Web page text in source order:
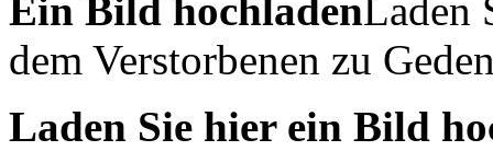
Ein Bild hochladenLaden
dem Verstorbenen zu
Laden Sie hier ein Bild